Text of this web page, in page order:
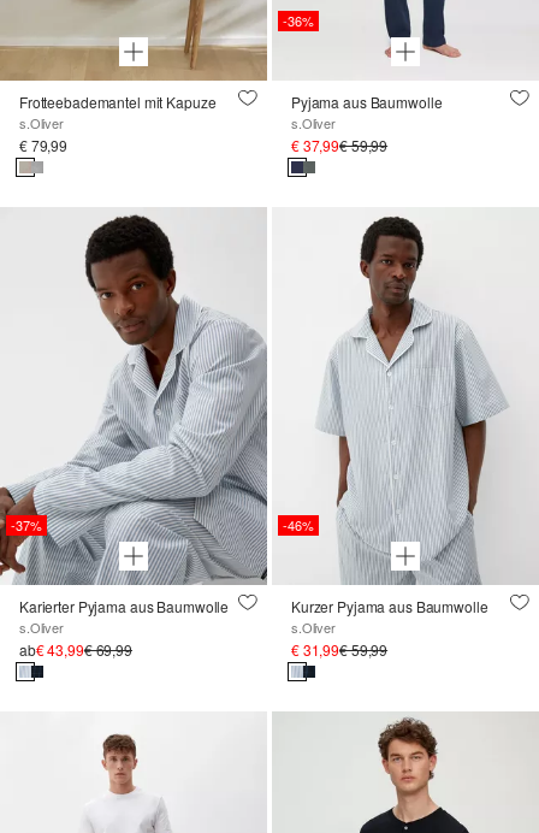
Frotteebademantel mit Kapuze
s.Oliver
€ 79,99
-36%
Pyjama aus Baumwolle
s.Oliver
€ 37,99€ 59,99
-37%
Karierter Pyjama aus Baumwolle
s.Oliver
ab€ 43,99€ 69,99
-46%
Kurzer Pyjama aus Baumwolle
s.Oliver
€ 31,99€ 59,99